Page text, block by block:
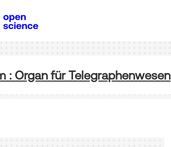
: Organ für Telegraphenwesen